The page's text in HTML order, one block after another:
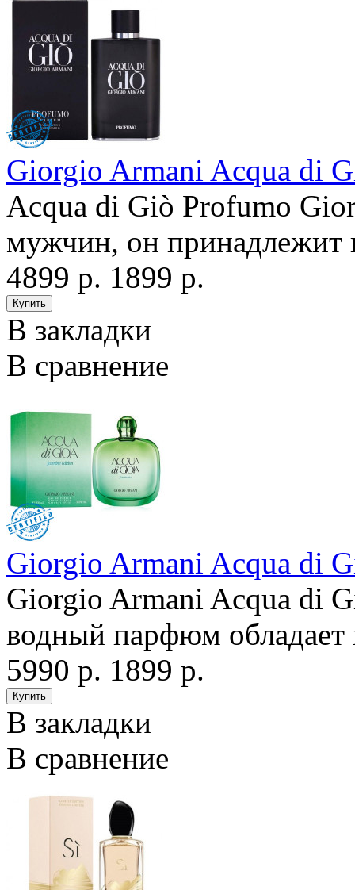
Giorgio Armani Acqua di
Acqua di Giò Profumo
мужчин, он принадлежит
4899 р. 1899 р.
В закладки
В сравнение
Giorgio Armani Acqua di
Giorgio Armani Acqua di
водный парфюм
5990 р. 1899 р.
В закладки
В сравнение